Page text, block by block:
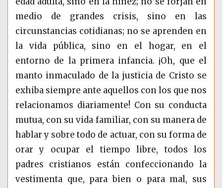
medio de grandes crisis, sino en las
circunstancias cotidianas; no se aprenden en
la vida pública, sino en el hogar, en el
entorno de la primera infancia. ¡Oh, que el
manto inmaculado de la justicia de Cristo se
exhiba siempre ante aquellos con los que nos
relacionamos diariamente! Con su conducta
mutua, con su vida familiar, con su manera de
hablar y sobre todo de actuar, con su forma de
orar y ocupar el tiempo libre, todos los
padres cristianos están confeccionando la
vestimenta que, para bien o para mal, sus